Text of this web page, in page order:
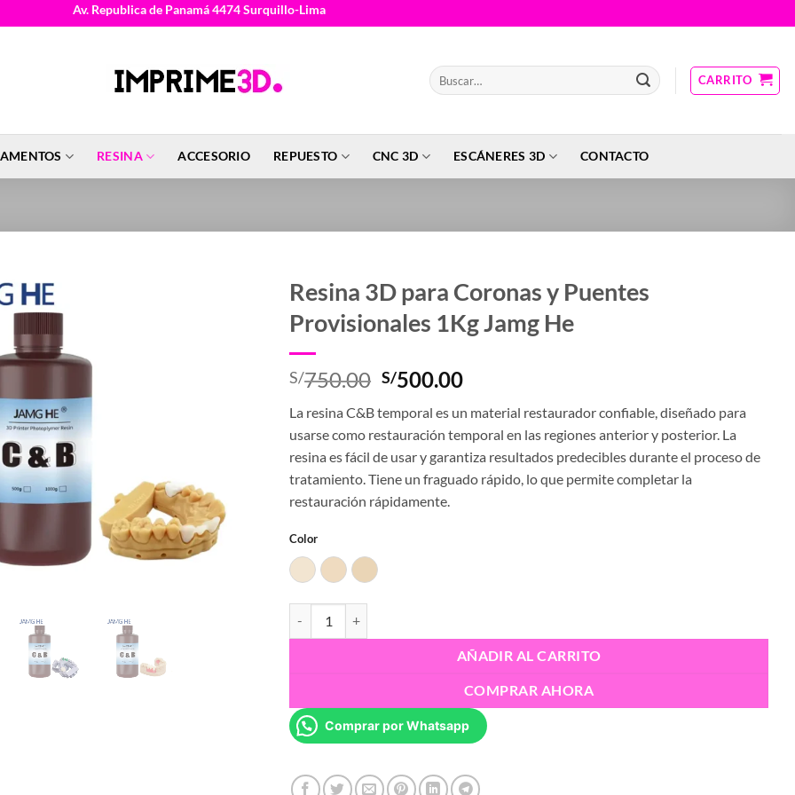
Av. Republica de Panamá 4474 Surquillo-Lima
Buscar
por:
CARRITO
RESINA ACCESORIO REPUESTO CNC 3D ESCÁNERES 3D CONTACTO
Resina 3D para Coronas y Puentes
Provisionales 1Kg Jamg He
S/750.00 El
original
era:
S/750.00.
S/500.00El
actual
es:
S/500.00.
La resina C&B temporal es un material restaurador confiable, diseñado para
usarse como restauración temporal en las regiones anterior y posterior. La
resina es fácil de usar y garantiza resultados predecibles durante el proceso de
tratamiento. Tiene un fraguado rápido, lo que permite completar la
restauración rápidamente.
Color
A1 A2 A3
AÑADIR AL CARRITO
COMPRAR AHORA
Comprar por Whatsapp